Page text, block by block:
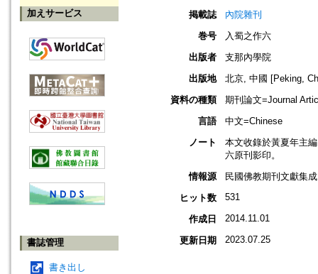
加えサービス
書誌管理
書き出し
掲載誌
內院雜刊
巻号
入蜀之作六
出版者
支那內學院
出版地
北京, 中國 [Peking,
資料の種類
期刊論文=Journal
言語
中文=Chinese
ノート
本文收錄於黃夏年主
六原刊影印。
情報源
民國佛教期刊文獻集
ヒット数
531
作成日 2014.11.01
更新日期 2023.07.25